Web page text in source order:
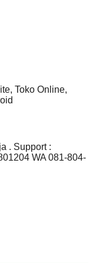
Toko Online,
. Support :
WA 081-804-